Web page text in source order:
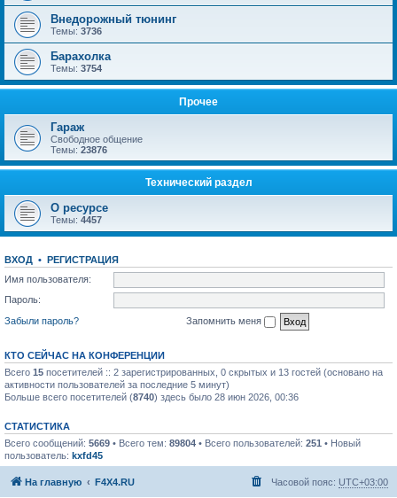
Внедорожный тюнинг
Темы: 3736
Барахолка
Темы: 3754
Прочее
Гараж
Свободное общение
Темы: 23876
Технический раздел
О ресурсе
Темы: 4457
ВХОД • РЕГИСТРАЦИЯ
Имя пользователя:
Пароль:
Забыли пароль?
Запомнить меня
КТО СЕЙЧАС НА КОНФЕРЕНЦИИ
Всего 15 посетителей :: 2 зарегистрированных, 0 скрытых и 13 гостей (основано на
активности пользователей за последние 5 минут)
Больше всего посетителей (8740) здесь было 28 июн 2026, 00:36
СТАТИСТИКА
Всего сообщений: 5669 • Всего тем: 89804 • Всего пользователей: 251 • Новый
пользователь: kxfd45
На главную F4X4.RU Часовой пояс: UTC+03:00